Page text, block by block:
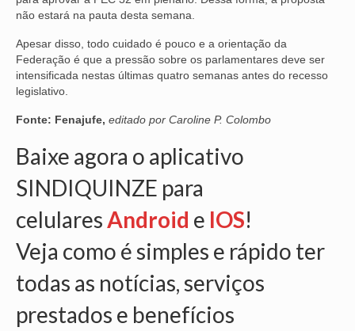
não estará na pauta desta semana.
Apesar disso, todo cuidado é pouco e a orientação da
Federação é que a pressão sobre os parlamentares deve ser
intensificada nestas últimas quatro semanas antes do recesso
legislativo.
Fonte: Fenajufe, editado por Caroline P. Colombo
Baixe agora o aplicativo
SINDIQUINZE para
celularesAndroid e IOS!
Veja como é simples e rápido ter
todas as notícias, serviços
prestados e benefícios